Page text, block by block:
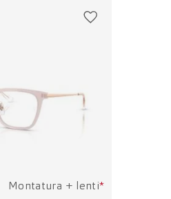
Montatura + lenti*